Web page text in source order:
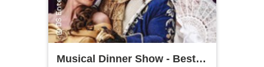
Musical Dinner Show - Best